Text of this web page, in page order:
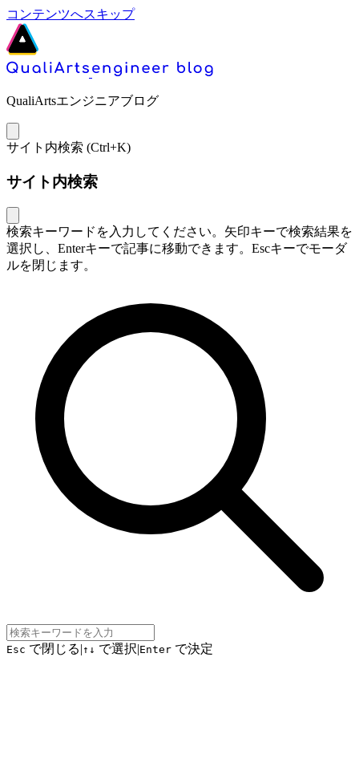
コンテンツへスキップ
QualiArtsエンジニアブログ
サイト内検索 (Ctrl+K)
サイト内検索
検索キーワードを入力してください。矢印キーで検索結果を
選択し、Enterキーで記事に移動できます。Escキーでモーダ
ルを閉じます。
Esc で閉じる| ↑↓ で選択|Enter で決定